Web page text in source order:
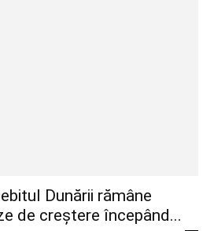
Dunării rămâne
de creștere începând...